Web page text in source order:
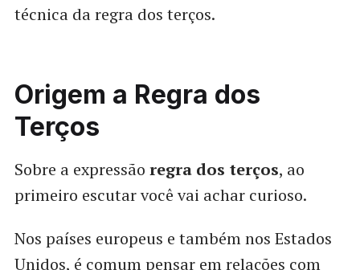
técnica da regra dos terços.
Origem a Regra dos
Terços
Sobre a expressão regra dos terços, ao
primeiro escutar você vai achar curioso.
Nos países europeus e também nos Estados
Unidos, é comum pensar em relações com